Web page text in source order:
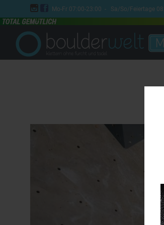
 Mo-Fr 07:00-23:00 - Sa/So/Feiertage